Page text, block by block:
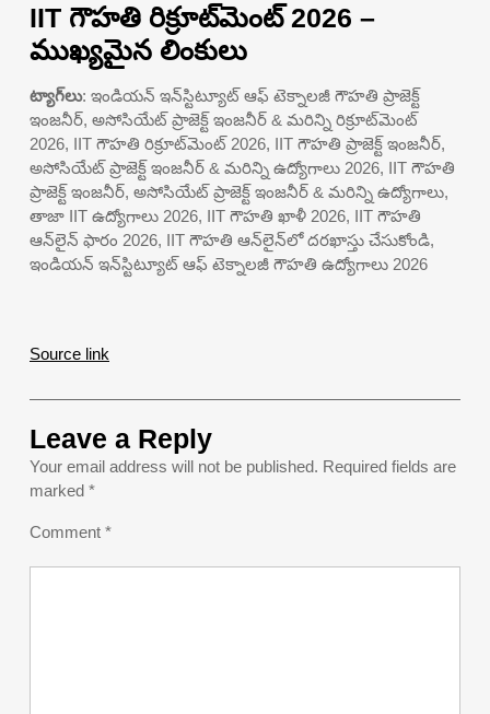
IIT గౌహతి రిక్రూట్‌మెంట్ 2026 –
ముఖ్యమైన లింకులు
ట్యాగ్‌లు: ఇండియన్ ఇన్‌స్టిట్యూట్ ఆఫ్ టెక్నాలజీ గౌహతి ప్రాజెక్ట్
ఇంజనీర్, అసోసియేట్ ప్రాజెక్ట్ ఇంజనీర్ & మరిన్ని రిక్రూట్‌మెంట్
2026, IIT గౌహతి రిక్రూట్‌మెంట్ 2026, IIT గౌహతి ప్రాజెక్ట్ ఇంజనీర్,
అసోసియేట్ ప్రాజెక్ట్ ఇంజనీర్ & మరిన్ని ఉద్యోగాలు 2026, IIT గౌహతి
ప్రాజెక్ట్ ఇంజనీర్, అసోసియేట్ ప్రాజెక్ట్ ఇంజనీర్ & మరిన్ని ఉద్యోగాలు,
తాజా IIT ఉద్యోగాలు 2026, IIT గౌహతి ఖాళీ 2026, IIT గౌహతి
ఆన్‌లైన్ ఫారం 2026, IIT గౌహతి ఆన్‌లైన్‌లో దరఖాస్తు చేసుకోండి,
ఇండియన్ ఇన్‌స్టిట్యూట్ ఆఫ్ టెక్నాలజీ గౌహతి ఉద్యోగాలు 2026
Source link
Leave a Reply
Your email address will not be published. Required fields are
marked *
Comment *